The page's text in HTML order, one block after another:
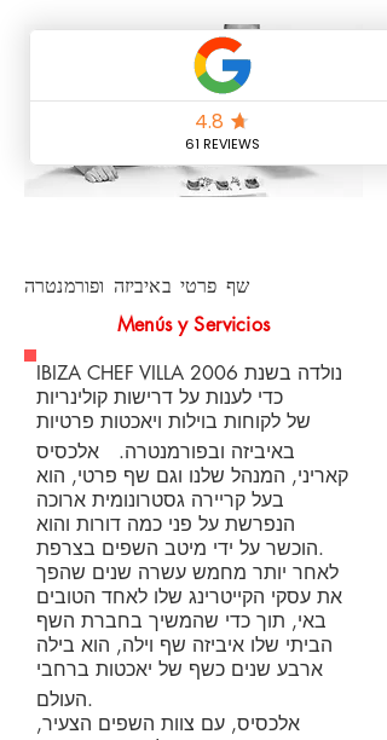
שף פרטי באיביזה ופורמנטרה
Menús y Servicios
IBIZA CHEF VILLA נולדה בשנת 2006
כדי לענות על דרישות קולינריות
של לקוחות בוילות ויאכטות פרטיות
באיביזה ובפורמנטרה.
אלכסיס
קאריני, המנהל שלנו וגם שף פרטי, הוא
בעל קריירה גסטרונומית ארוכה
הנפרשת על פני כמה דורות והוא
הוכשר על ידי מיטב השפים בצרפת.
לאחר יותר מחמש עשרה שנים שהפך
את עסקי הקייטרינג שלו לאחד הטובים
באי, תוך כדי שהמשיך בחברת השף
הביתי שלו איביזה שף וילה, הוא בילה
ארבע שנים כשף של יאכטות ברחבי
העולם.
אלכסיס, עם צוות השפים הצעיר,